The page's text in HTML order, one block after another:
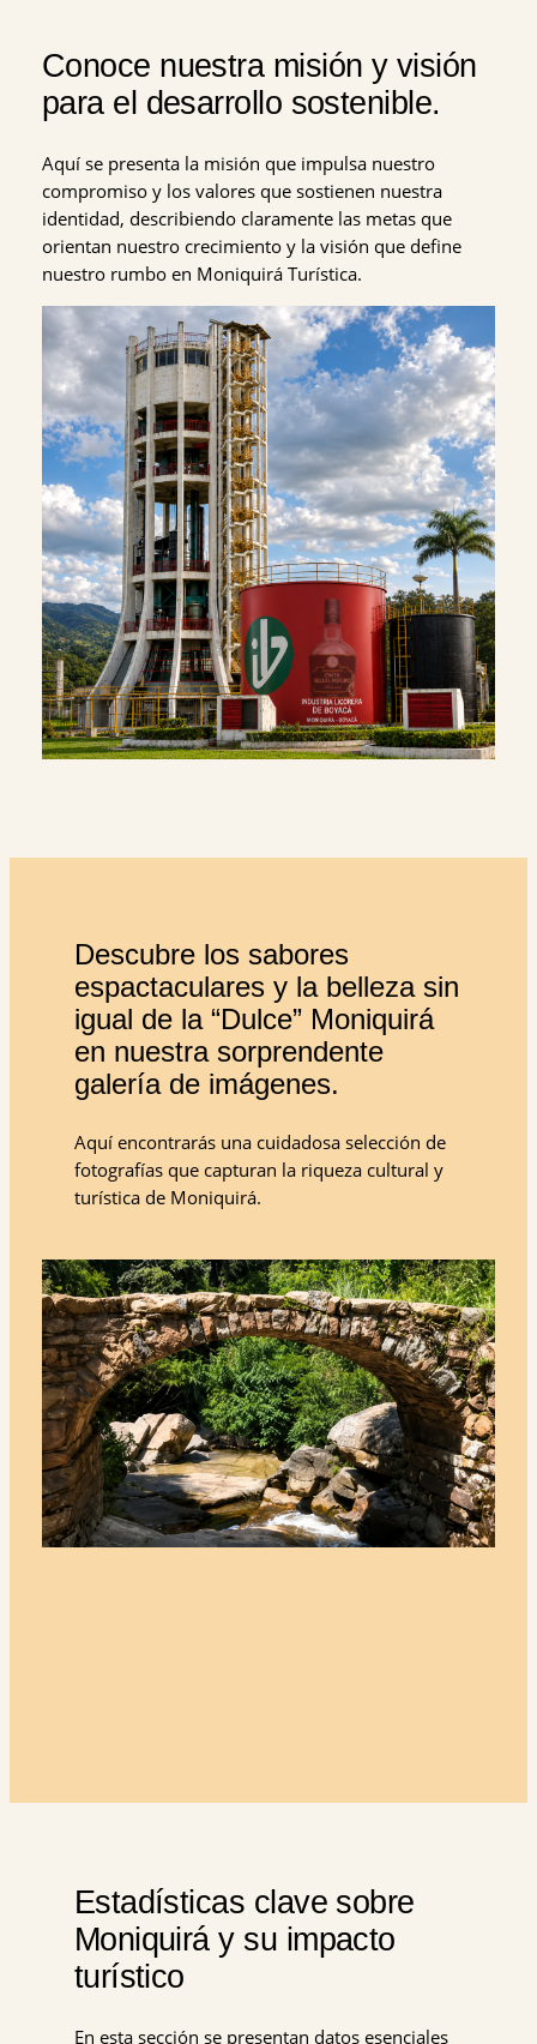
Conoce nuestra misión y visión
para el desarrollo sostenible.
Aquí se presenta la misión que impulsa nuestro
compromiso y los valores que sostienen nuestra
identidad, describiendo claramente las metas que
orientan nuestro crecimiento y la visión que define
nuestro rumbo en Moniquirá Turística.
Descubre los sabores
espactaculares y la belleza sin
igual de la “Dulce” Moniquirá
en nuestra sorprendente
galería de imágenes.
Aquí encontrarás una cuidadosa selección de
fotografías que capturan la riqueza cultural y
turística de Moniquirá.
Estadísticas clave sobre
Moniquirá y su impacto
turístico
En esta sección se presentan datos esenciales